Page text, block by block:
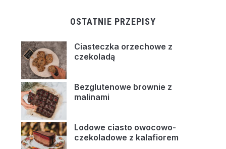
OSTATNIE PRZEPISY
Ciasteczka orzechowe z
czekoladą
Bezglutenowe brownie z
malinami
Lodowe ciasto owocowo-
czekoladowe z kalafiorem